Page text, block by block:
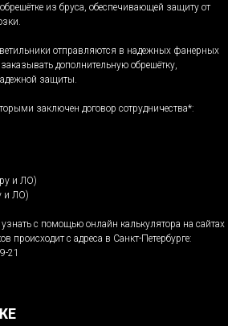
из бруса, обеспечивающей защиту от
отправляются в надежных фанерных
дополнительную обрешётку,
защиты.
заключен договор сотрудничества*:
и ЛО)
и ЛО)
с помощью онлайн калькулятора на сайтах
происходит с адреса в Санкт-Петербурге:
21